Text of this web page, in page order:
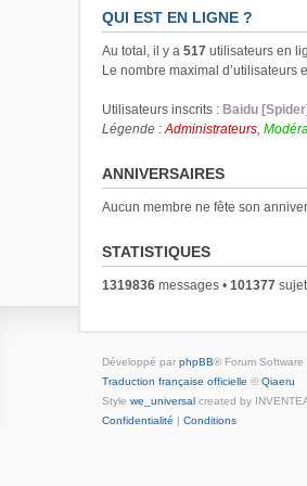
QUI EST EN LIGNE ?
Au total, il y a 517 utilisateurs en
Le nombre maximal d’utilisateurs
Utilisateurs inscrits : Baidu [Spider]
Légende :Administrateurs,
ANNIVERSAIRES
Aucun membre ne fête son
STATISTIQUES
1319836 messages • 101377
Développé par phpBB® Forum
Traduction française officielle © Qiaeru
Style we_universal created by
Confidentialité | Conditions